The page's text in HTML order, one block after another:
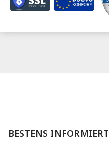
BESTENS INFORMIERT